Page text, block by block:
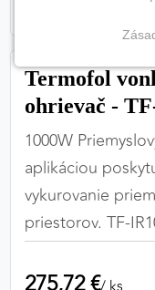
Termofol
ohrievač -
1000W
aplikáciou
vykurovanie
priestorov. TF-
(vždy aktívne,
Tieto cookies
webovej
zabezpečiť jej
Nevyhnutné